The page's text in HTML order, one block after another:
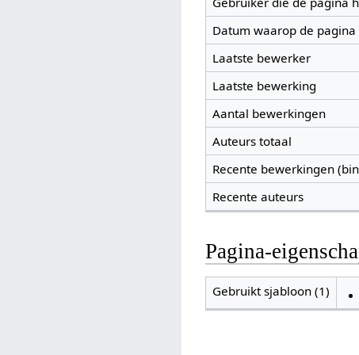
Datum waarop de
Laatste bewerker
Laatste bewerking
Aantal bewerkingen
Auteurs totaal
Recente bewerkingen
Recente auteurs
Pagina-
Gebruikt sjabloon (1)